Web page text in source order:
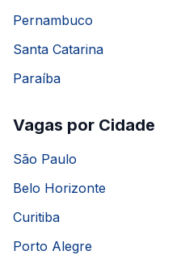
Pernambuco
Santa Catarina
Paraíba
Vagas por Cidade
São Paulo
Belo Horizonte
Curitiba
Porto Alegre